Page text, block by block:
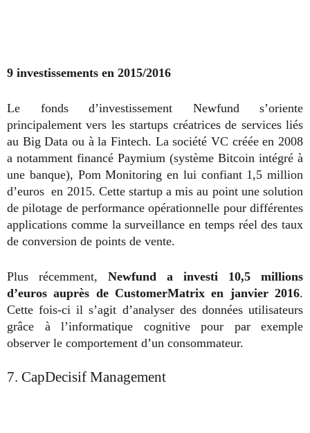
9 investissements en 2015/2016
Le fonds d’investissement Newfund s’oriente
principalement vers les startups créatrices de services liés
au Big Data ou à la Fintech. La société VC créée en 2008
a notamment financé Paymium (système Bitcoin intégré à
une banque), Pom Monitoring en lui confiant 1,5 million
d’euros en 2015. Cette startup a mis au point une solution
de pilotage de performance opérationnelle pour différentes
applications comme la surveillance en temps réel des taux
de conversion de points de vente.
Plus récemment, Newfund a investi 10,5 millions
d’euros auprès de CustomerMatrix en janvier 2016.
Cette fois-ci il s’agit d’analyser des données utilisateurs
grâce à l’informatique cognitive pour par exemple
observer le comportement d’un consommateur.
7. CapDecisif Management